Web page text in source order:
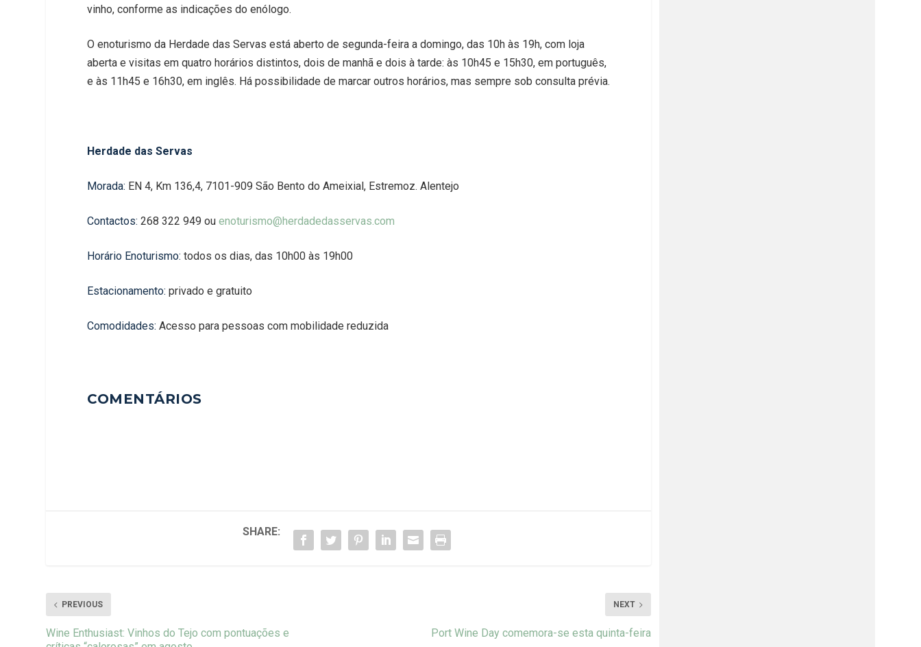
vinho, conforme as indicações do enólogo.
O enoturismo da Herdade das Servas está aberto de segunda-feira a domingo, das 10h às 19h, com loja
aberta e visitas em quatro horários distintos, dois de manhã e dois à tarde: às 10h45 e 15h30, em português,
e às 11h45 e 16h30, em inglês. Há possibilidade de marcar outros horários, mas sempre sob consulta prévia.
Herdade das Servas
Morada: EN 4, Km 136,4, 7101-909 São Bento do Ameixial, Estremoz. Alentejo
Contactos:268 322 949 ouenoturismo@herdadedasservas.com
Horário Enoturismo: todos os dias, das 10h00 às 19h00
Estacionamento: privado e gratuito
Comodidades: Acesso para pessoas com mobilidade reduzida
COMENTÁRIOS
SHARE:
PREVIOUS
Wine Enthusiast: Vinhos do Tejo com pontuações e
NEXT
Port Wine Day comemora-se esta quinta-feira